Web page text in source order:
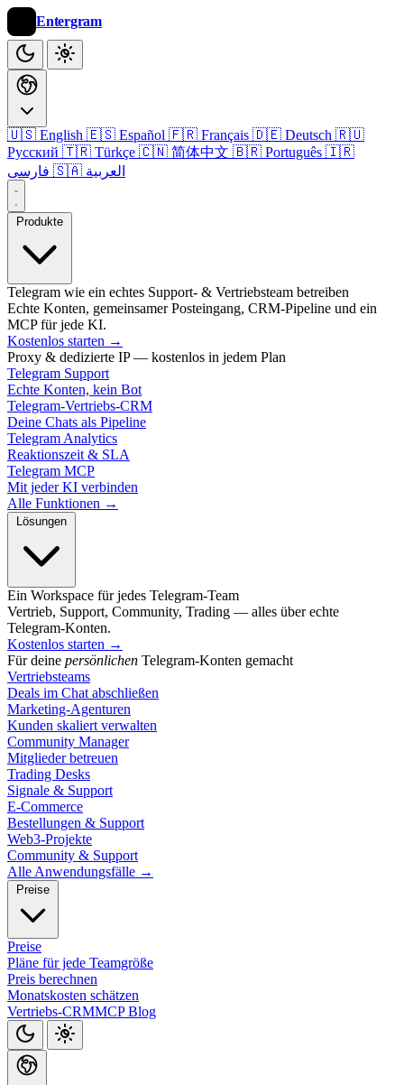
Entergram
🇺🇸 English 🇪🇸 Español 🇫🇷 Français 🇩🇪 Deutsch 🇷🇺
Русский 🇹🇷 Türkçe 🇨🇳 简体中文 🇧🇷 Português 🇮🇷
🇸🇦 العربية
Produkte
Telegram wie ein echtes Support- & Vertriebsteam betreiben
Echte Konten, gemeinsamer Posteingang, CRM-Pipeline und ein
MCP für jede KI.
Kostenlos starten →
Proxy & dedizierte IP — kostenlos in jedem Plan
Telegram Support
Echte Konten, kein Bot
Telegram-Vertriebs-CRM
Deine Chats als Pipeline
Telegram Analytics
Reaktionszeit & SLA
Telegram MCP
Mit jeder KI verbinden
Alle Funktionen →
Lösungen
Ein Workspace für jedes Telegram-Team
Vertrieb, Support, Community, Trading — alles über echte
Telegram-Konten.
Kostenlos starten →
Für deine persönlichen Telegram-Konten gemacht
Vertriebsteams
Deals im Chat abschließen
Marketing-Agenturen
Kunden skaliert verwalten
Community Manager
Mitglieder betreuen
Trading Desks
Signale & Support
E-Commerce
Bestellungen & Support
Web3-Projekte
Community & Support
Alle Anwendungsfälle →
Preise
Preise
Pläne für jede Teamgröße
Preis berechnen
Monatskosten schätzen
Vertriebs-CRMMCPBlog